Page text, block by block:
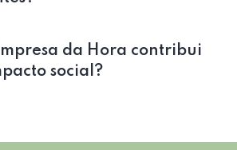
da Hora contribui
social?